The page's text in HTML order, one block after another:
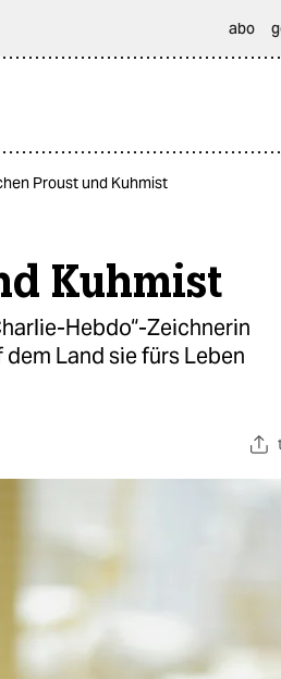
abo
Proust und Kuhmist
Kuhmist
Hebdo“-Zeichnerin
Land sie fürs Leben